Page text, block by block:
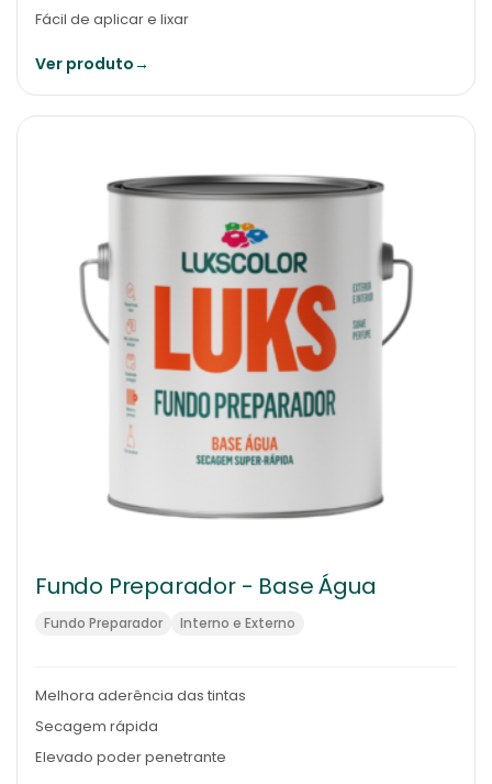
Fácil de aplicar e lixar
Ver produto→
Fundo Preparador - Base Água
Fundo Preparador Interno e Externo
Melhora aderência das tintas
Secagem rápida
Elevado poder penetrante